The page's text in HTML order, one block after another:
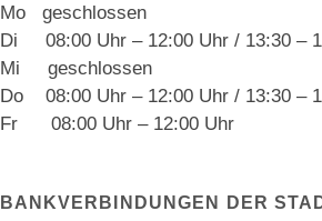
Mo geschlossen
Di 08:00 Uhr – 12:00 Uhr / 13:30 –
Mi geschlossen
Do 08:00 Uhr – 12:00 Uhr / 13:30 –
Fr 08:00 Uhr – 12:00 Uhr
BANKVERBINDUNGEN DER